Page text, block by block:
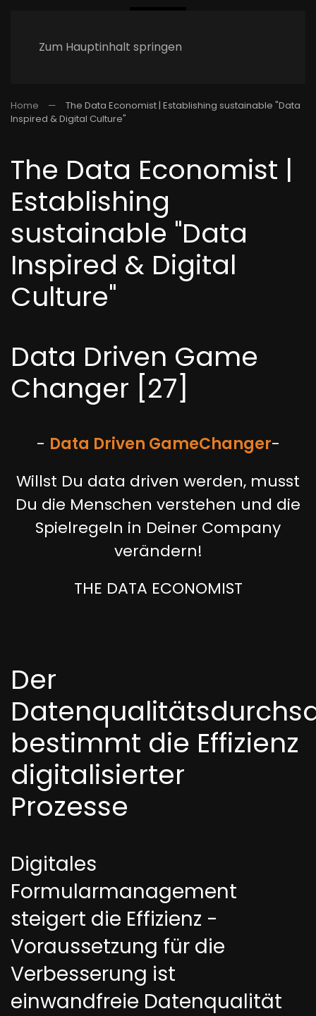
Zum Hauptinhalt springen
Home
The Data Economist | Establishing sustainable "Data
Inspired & Digital Culture"
The Data Economist |
Establishing
sustainable "Data
Inspired & Digital
Culture"
Data Driven Game
Changer [27]
- Data Driven GameChanger-
Willst Du data driven werden, musst
Du die Menschen verstehen und die
Spielregeln in Deiner Company
verändern!
THE DATA ECONOMIST
Der
bestimmt die Effizienz
digitalisierter
Prozesse
Digitales
Formularmanagement
steigert die Effizienz -
Voraussetzung für die
Verbesserung ist
einwandfreie Datenqualität